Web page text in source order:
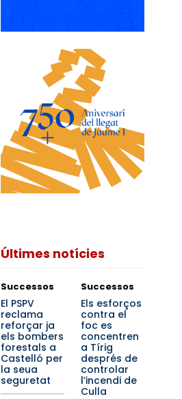
Últimes notícies
Successos
El PSPV
reclama
reforçar ja
els bombers
forestals a
Castelló per
la seua
seguretat
Successos
Els esforços
contra el
foc es
concentren
a Tírig
després de
controlar
l’incendi de
Culla